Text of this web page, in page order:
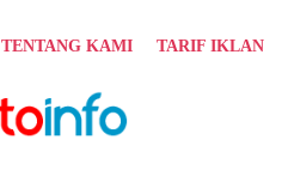
TENTANG KAMI TARIF IKLAN